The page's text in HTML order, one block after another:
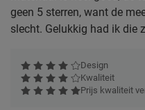
geen 5 sterren, want de
slecht. Gelukkig had ik die
Design
Kwaliteit
Prijs kwaliteit